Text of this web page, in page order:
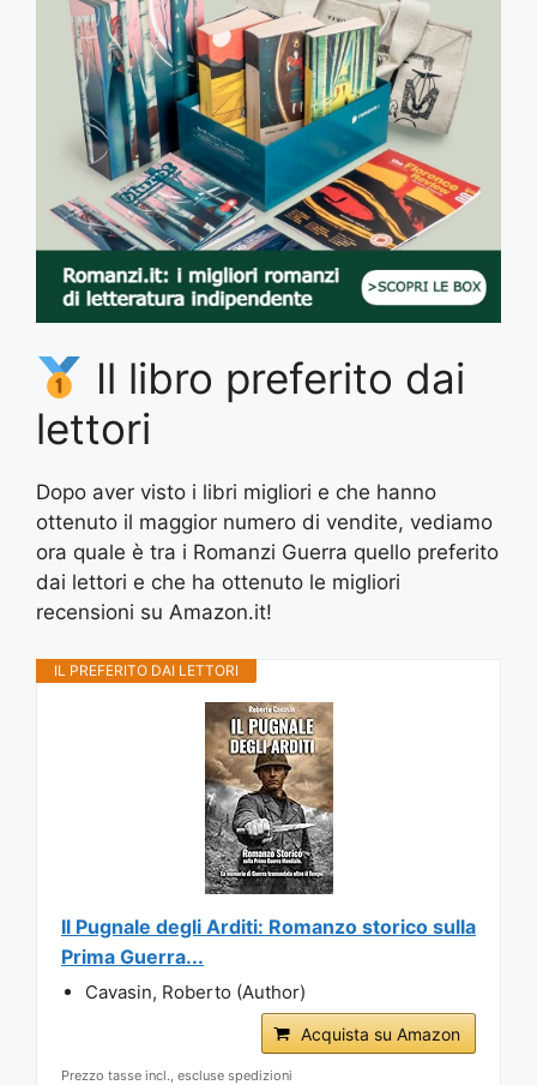
Il libro preferito dai
lettori
Dopo aver visto i libri migliori e che hanno
ottenuto il maggior numero di vendite, vediamo
ora quale è tra i Romanzi Guerra quello preferito
dai lettori e che ha ottenuto le migliori
recensioni su Amazon.it!
IL PREFERITO DAI LETTORI
Il Pugnale degli Arditi: Romanzo storico sulla
Prima Guerra...
Cavasin, Roberto (Author)
Acquista su Amazon
Prezzo tasse incl., escluse spedizioni